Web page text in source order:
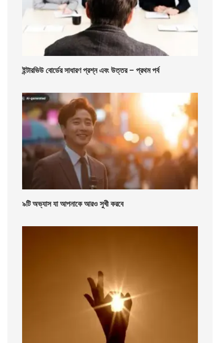
ইন্টারভিউ বোর্ডের সাধারণ প্রশ্ন এবং উত্তর – প্রথম পর্ব
৯টি অভ্যাস যা আপনাকে আরও সুখী করবে